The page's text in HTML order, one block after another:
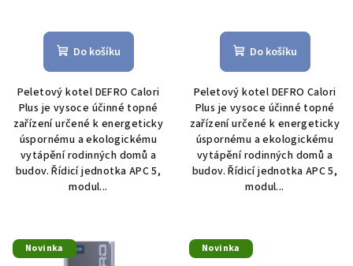
hodnocení
produktu
z
5
hvězdiček.
Do košíku
Peletový kotel DEFRO Calori
Plus je vysoce účinné topné
zařízení určené k energeticky
úspornému a ekologickému
vytápění rodinných domů a
budov. Řídicí jednotka APC 5,
modul...
hodnocení
produktu
z
5
hvězdiček.
Do košíku
Peletový kotel DEFRO Calori
Plus je vysoce účinné topné
zařízení určené k energeticky
úspornému a ekologickému
vytápění rodinných domů a
budov. Řídicí jednotka APC 5,
modul...
Novinka Novinka